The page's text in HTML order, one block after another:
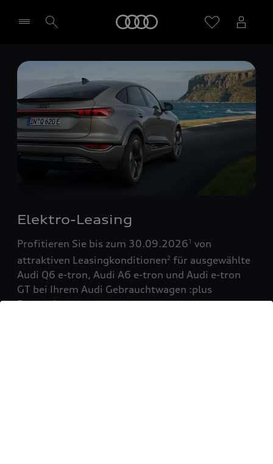
Händler wählen
Elektro-Leasing
Profitieren Sie bis zum 30.09.20261 von
attraktiven Leasingkonditionen2 für ausgewählte
Audi Q6 e-tron, Audi A6 e-tron und Audi e-tron
GT bei Ihrem Audi Gebrauchtwagen :plus
Partner!